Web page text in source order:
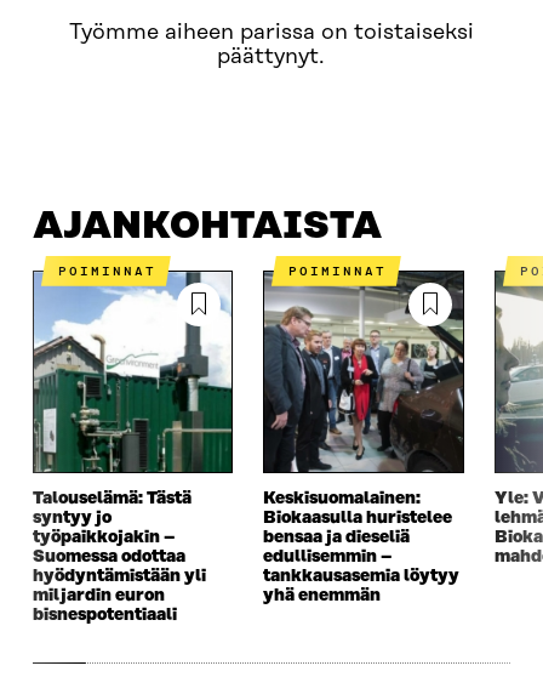
Työmme aiheen parissa on toistaiseksi
päättynyt.
AJANKOHTAISTA
POIMINNAT
Talouselämä: Tästä
syntyy jo
työpaikkojakin –
Suomessa odottaa
hyödyntämistään yli
miljardin euron
bisnespotentiaali
POIMINNAT
Keskisuomalainen:
Biokaasulla huristelee
bensaa ja dieseliä
edullisemmin –
tankkausasemia löytyy
yhä enemmän
Yle: